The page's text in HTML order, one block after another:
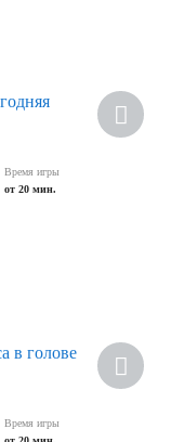
Время игры
от 20 мин.
Время игры